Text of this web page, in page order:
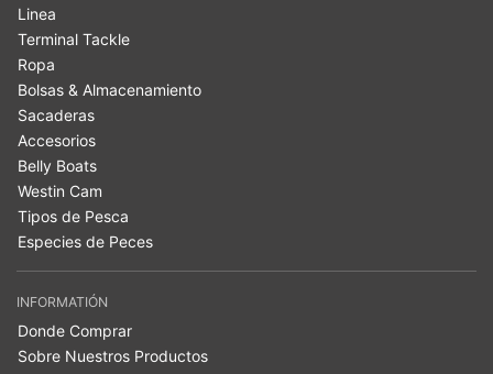
Linea
Terminal Tackle
Ropa
Bolsas & Almacenamiento
Sacaderas
Accesorios
Belly Boats
Westin Cam
Tipos de Pesca
Especies de Peces
INFORMATIÓN
Donde Comprar
Sobre Nuestros Productos